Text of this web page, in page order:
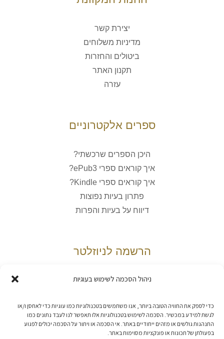
ניהול הסכמה לשימוש בעוגיות
כדי לספק את החוויה הטובה ביותר, אנו משתמשים בטכנולוגיות כמו עוגיות כדי לאחסן ו/או
לגשת למידע במכשיר. הסכמה לשימוש בטכנולוגיות אלו תאפשר לנו לעבד נתונים כמו
התנהגות גולשים או מזהים ייחודיים באתר. אי הסכמה או ויתור על הסכמה יכולים לפגוע
בפעולתן של תכונות או פונקציות מסוימות באתר.
יצירת קשר
מדיניות משלוחים
ביטולים והחזרות
תקנון האתר
עזרה
ספרים אלקטרוניים
היכן הספרים שרכשתי?
איך קוראים ספרי ePub3?
איך קוראים ספרי Kindle?
פתרון בעיות נפוצות
דיווח על בעיות והפרות
הרשמה לניוזלטר